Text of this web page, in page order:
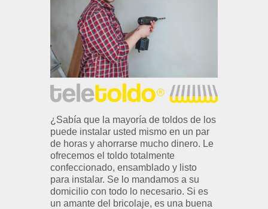
¿Sabía que la mayoría de toldos de los
puede instalar usted mismo en un par
de horas y ahorrarse mucho dinero. Le
ofrecemos el toldo totalmente
confeccionado, ensamblado y listo
para instalar. Se lo mandamos a su
domicilio con todo lo necesario. Si es
un amante del bricolaje, es una buena